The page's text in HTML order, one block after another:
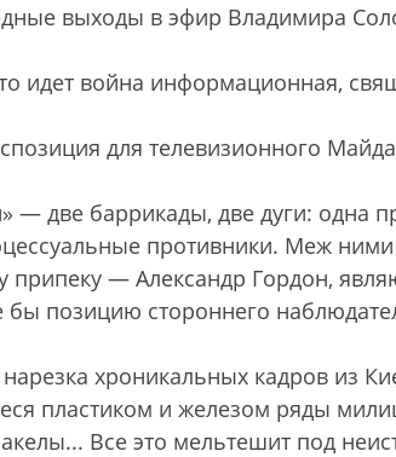
выходы в эфир Владимира
идет война информационная,
для телевизионного
— две баррикады, две дуги: одна
противники. Меж
припеку — Александр Гордон,
позицию стороннего
хроникальных кадров из
пластиком и железом ряды
Все это мельтешит под